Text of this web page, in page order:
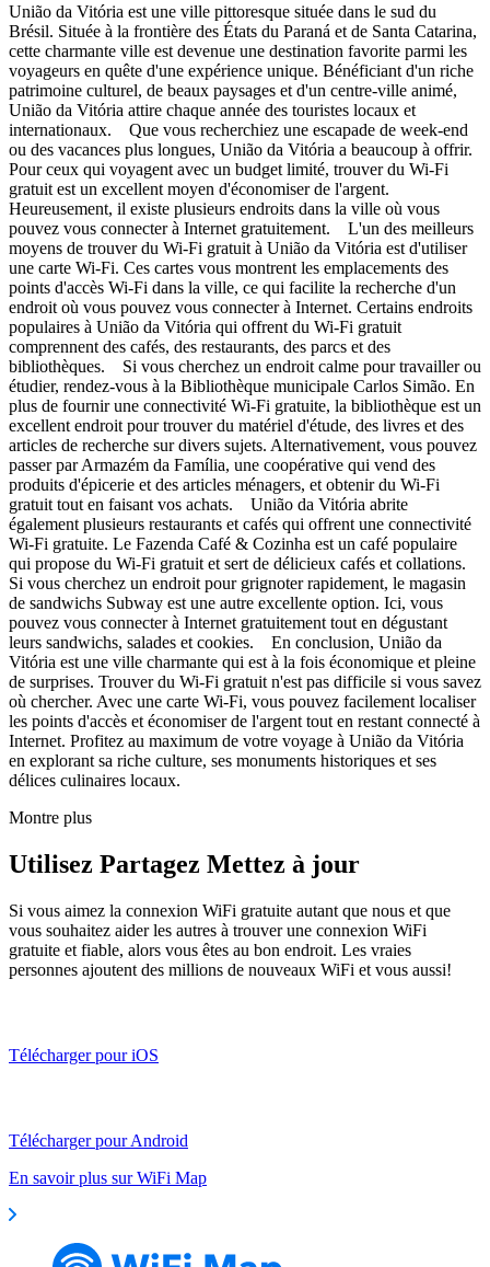
União da Vitória est une ville pittoresque située dans le sud du
Brésil. Située à la frontière des États du Paraná et de Santa Catarina,
cette charmante ville est devenue une destination favorite parmi les
voyageurs en quête d'une expérience unique. Bénéficiant d'un riche
patrimoine culturel, de beaux paysages et d'un centre-ville animé,
União da Vitória attire chaque année des touristes locaux et
internationaux. Que vous recherchiez une escapade de week-end
ou des vacances plus longues, União da Vitória a beaucoup à offrir.
Pour ceux qui voyagent avec un budget limité, trouver du Wi-Fi
gratuit est un excellent moyen d'économiser de l'argent.
Heureusement, il existe plusieurs endroits dans la ville où vous
pouvez vous connecter à Internet gratuitement. L'un des meilleurs
moyens de trouver du Wi-Fi gratuit à União da Vitória est d'utiliser
une carte Wi-Fi. Ces cartes vous montrent les emplacements des
points d'accès Wi-Fi dans la ville, ce qui facilite la recherche d'un
endroit où vous pouvez vous connecter à Internet. Certains endroits
populaires à União da Vitória qui offrent du Wi-Fi gratuit
comprennent des cafés, des restaurants, des parcs et des
bibliothèques. Si vous cherchez un endroit calme pour travailler ou
étudier, rendez-vous à la Bibliothèque municipale Carlos Simão. En
plus de fournir une connectivité Wi-Fi gratuite, la bibliothèque est un
excellent endroit pour trouver du matériel d'étude, des livres et des
articles de recherche sur divers sujets. Alternativement, vous pouvez
passer par Armazém da Família, une coopérative qui vend des
produits d'épicerie et des articles ménagers, et obtenir du Wi-Fi
gratuit tout en faisant vos achats. União da Vitória abrite
également plusieurs restaurants et cafés qui offrent une connectivité
Wi-Fi gratuite. Le Fazenda Café & Cozinha est un café populaire
qui propose du Wi-Fi gratuit et sert de délicieux cafés et collations.
Si vous cherchez un endroit pour grignoter rapidement, le magasin
de sandwichs Subway est une autre excellente option. Ici, vous
pouvez vous connecter à Internet gratuitement tout en dégustant
leurs sandwichs, salades et cookies. En conclusion, União da
Vitória est une ville charmante qui est à la fois économique et pleine
de surprises. Trouver du Wi-Fi gratuit n'est pas difficile si vous savez
où chercher. Avec une carte Wi-Fi, vous pouvez facilement localiser
les points d'accès et économiser de l'argent tout en restant connecté à
Internet. Profitez au maximum de votre voyage à União da Vitória
en explorant sa riche culture, ses monuments historiques et ses
délices culinaires locaux.
Montre plus
Utilisez Partagez Mettez à jour
Si vous aimez la connexion WiFi gratuite autant que nous et que
vous souhaitez aider les autres à trouver une connexion WiFi
gratuite et fiable, alors vous êtes au bon endroit. Les vraies
personnes ajoutent des millions de nouveaux WiFi et vous aussi!
Télécharger pour iOS
Télécharger pour Android
En savoir plus sur WiFi Map